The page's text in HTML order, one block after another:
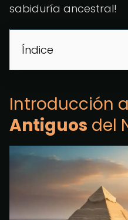
sabiduría ancestral!
Índice
Introducción
Antiguos del